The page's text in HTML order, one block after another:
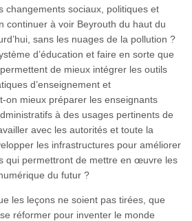
changements sociaux, politiques et
continuer à voir Beyrouth du haut du
sans les nuages de la pollution ?
d’éducation et faire en sorte que
de mieux intégrer les outils
d’enseignement et
on mieux préparer les enseignants
à des usages pertinents de
avec les autorités et toute la
les infrastructures pour améliorer
qui permettront de mettre en œuvre les
du futur ?
les leçons ne soient pas tirées, que
réformer pour inventer le monde